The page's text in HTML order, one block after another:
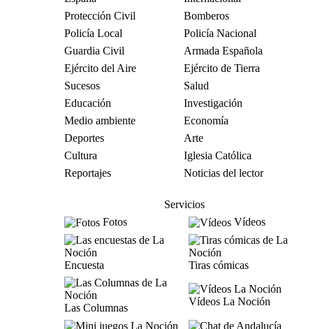
Protección Civil
Bomberos
Policía Local
Policía Nacional
Guardia Civil
Armada Española
Ejército del Aire
Ejército de Tierra
Sucesos
Salud
Educación
Investigación
Medio ambiente
Economía
Deportes
Arte
Cultura
Iglesia Católica
Reportajes
Noticias del lector
Servicios
Fotos
Vídeos
Encuesta Tiras cómicas
Las Columnas
Vídeos La Noción